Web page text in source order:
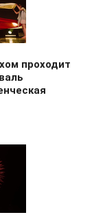
проходит